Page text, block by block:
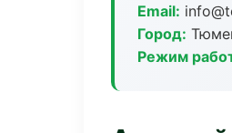
Email:
Город:
Режим